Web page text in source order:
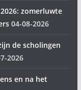
zomerluwte
04-08-2026
de scholingen
2026
en na het